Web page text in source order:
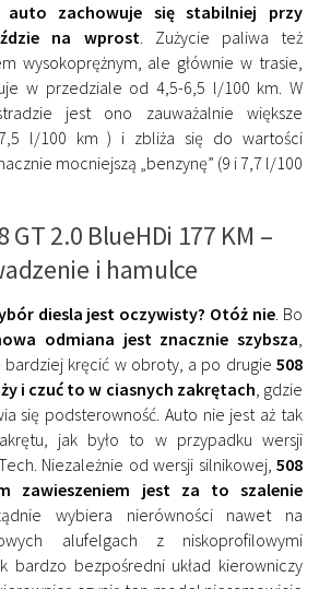
auto zachowuje się stabilniej przy
na wprost. Zużycie paliwa też
wysokoprężnym, ale głównie w trasie,
w przedziale od 4,5-6,5 l/100 km. W
jest ono zauważalnie większe
l/100 km ) i zbliża się do wartości
mocniejszą „benzynę” (9 i 7,7 l/100
GT 2.0 BlueHDi 177 KM –
i hamulce
diesla jest oczywisty? Otóż nie. Bo
odmiana jest znacznie szybsza,
kręcić w obroty, a po drugie 508
i czuć to w ciasnych zakrętach, gdzie
się podsterowność. Auto nie jest aż tak
jak było to w przypadku wersji
Niezależnie od wersji silnikowej, 508
zawieszeniem jest za to szalenie
wybiera nierówności nawet na
alufelgach z niskoprofilowymi
bardzo bezpośredni układ kierowniczy